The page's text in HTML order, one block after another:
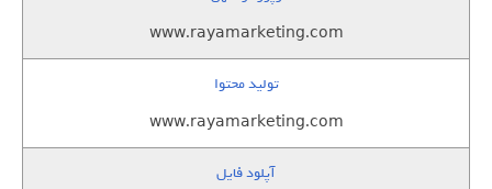
www.rayamarketing.com
تولید محتوا
www.rayamarketing.com
آپلود فایل